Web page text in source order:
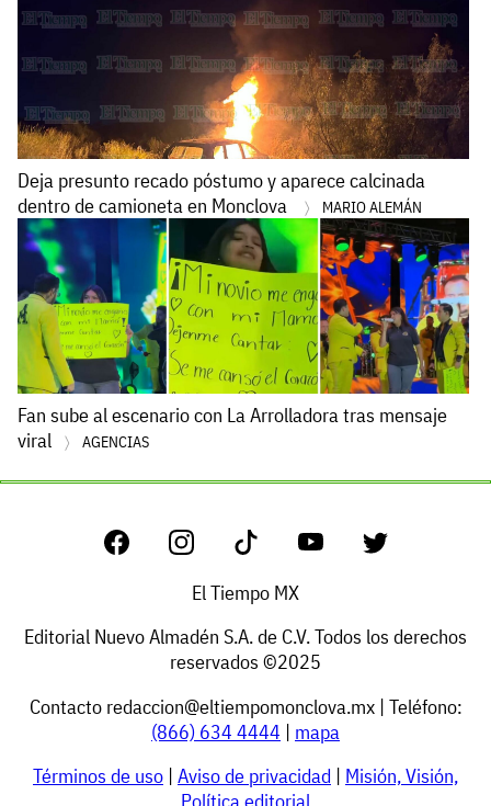
Deja presunto recado póstumo y aparece calcinada
dentro de camioneta en Monclova
MARIO ALEMÁN
Fan sube al escenario con La Arrolladora tras mensaje
viral
AGENCIAS
El Tiempo MX
Editorial Nuevo Almadén S.A. de C.V. Todos los derechos
reservados ©2025
Contacto redaccion@eltiempomonclova.mx| Teléfono:
(866) 634 4444 | mapa
Términos de uso | Aviso de privacidad | Misión, Visión,